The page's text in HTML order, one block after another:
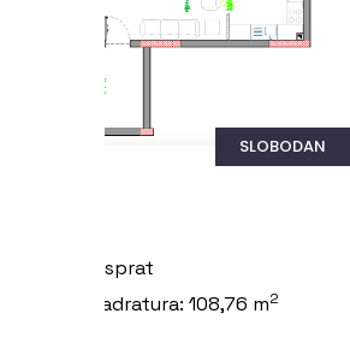
SLOBODAN
Etaža: Prvi sprat
Ukupna kvadratura: 77,88 m2